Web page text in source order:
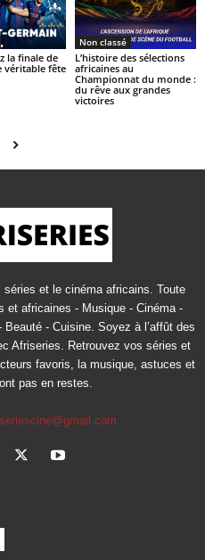
la finale de
véritable fête
Non classé
L’histoire des sélections
africaines au
Championnat du monde :
du rêve aux grandes
victoires
et le cinéma africains. Toute
et africaines - Musique - Cinéma -
- Cuisine. Soyez à l’affût des
Afriseries. Retrouvez vos séries et
favoris, la musique, astuces et
pas en restes.